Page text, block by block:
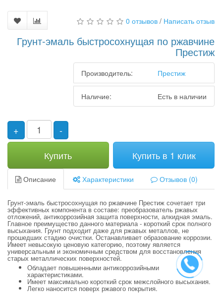
0 отзывов / Написать отзыв
Грунт-эмаль быстросохнущая по ржавчине
Престиж
Производитель: Престиж
Наличие: Есть в наличии
+
-
Купить
Купить в 1 клик
Описание Характеристики Отзывов (0)
Грунт-эмаль быстросохнущая по ржавчине Престиж сочетает три
эффективных компонента в составе: преобразователь ржавых
отложений, антикоррозийная защита поверхности, алкидная эмаль.
Главное преимущество данного материала - короткий срок полного
высыхания. Грунт подходит даже для ржавых металлов, не
прошедших стадию очистки. Останавливает образование коррозии.
Имеет невысокую ценовую категорию, поэтому является
универсальным и экономичным средством для восстановления
старых металлических поверхностей.
Обладает повышенными антикоррозийными
характеристиками.
Имеет максимально короткий срок межслойного высыхания.
Легко наносится поверх ржавого покрытия.